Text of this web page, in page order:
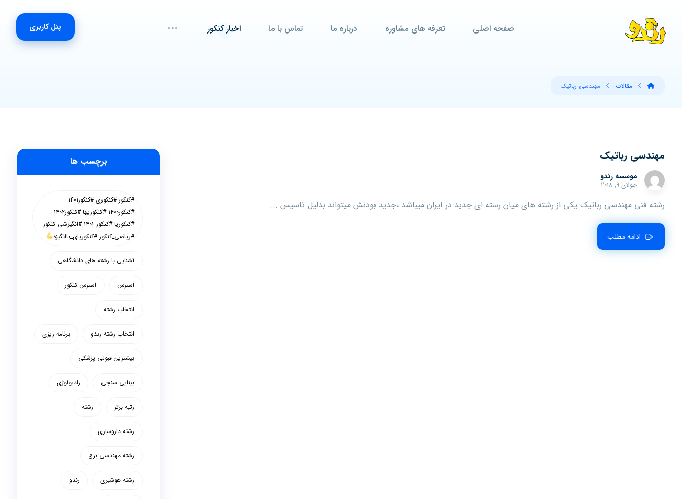
صفحه اصلی تعرفه های مشاوره درباره ما تماس با ما اخبار کنکور پنل کاربری
مقالات مهندسی رباتیک
مهندسی رباتیک
موسسه رندو
جولای ۹, ۲۰۱۸
رشته فنی مهندسی رباتیک یکی از رشته های میان رسته ای جدید در ایران میباشد ،جدید بودنش میتواند بدلیل تاسیس ...
ادامه مطلب
برچسب ها
#کنکور #کنکوری #کنکور۱۴۰۱
#کنکور۱۴۰۰ #کنکوریها #کنکور۱۴۰۲
#کنکوریا #کنکور_۱۴۰۱ #انگیزشی_کنکور
#ریاضی_کنکور #کنکوریای_باانگیزه
آشنایی با رشته های دانشگاهی
استرس استرس کنکور
انتخاب رشته
انتخاب رشته رندو برنامه ریزی
بیشترین قبولی پزشکی
بینایی سنجی رادیولوژی
رتبه برتر رشته
رشته داروسازی
رشته مهندسی برق
رشته هوشبری رندو